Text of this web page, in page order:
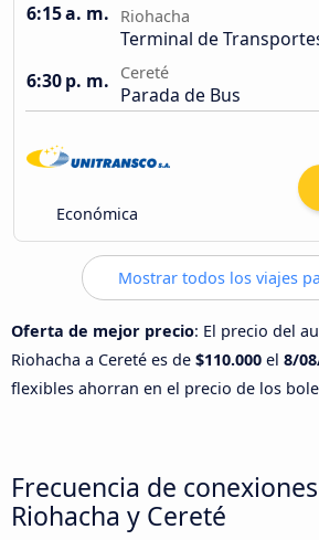
6:15 a. m. Riohacha
Terminal de
6:30 p. m.
Cereté
Parada de Bus
Económica
Mostrar todos los viajes
Oferta de mejor precio: El precio del
Riohacha a Cereté es de $110.000 el 8/
flexibles ahorran en el precio de los
Frecuencia de
Riohacha y Cereté